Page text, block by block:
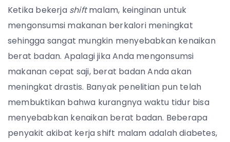
Ketika bekerja shiftmalam, keinginan untuk
mengonsumsi makanan berkalori meningkat
sehingga sangat mungkin menyebabkan kenaikan
berat badan. Apalagi jika Anda mengonsumsi
makanan cepat saji, berat badan Anda akan
meningkat drastis. Banyak penelitian pun telah
membuktikan bahwa kurangnya waktu tidur bisa
menyebabkan kenaikan berat badan. Beberapa
penyakit akibat kerja shift malam adalah diabetes,